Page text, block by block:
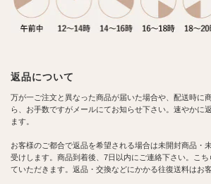
返品について
万が一ご注文と異なった商品が届いた場合や、配送時に
ら、お手数ですがメールにてお知らせ下さい。速やかに
ます。
お客様のご都合で返品を希望される場合は未開封商品・
受けします。商品到着後、7日以内にご連絡下さい。こ
ていただきます。返品・交換などにかかる往復送料はお